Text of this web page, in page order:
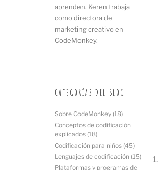
aprenden. Keren trabaja
como directora de
marketing creativo en
CodeMonkey.
CATEGORÍAS DEL BLOG
Sobre CodeMonkey (18)
Conceptos de codificación
explicados (18)
Codificación para niños (45)
Lenguajes de codificación (15)
Plataformas y programas de